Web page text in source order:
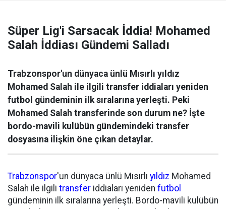
Süper Lig'i Sarsacak İddia! Mohamed
Salah İddiası Gündemi Salladı
Trabzonspor'un dünyaca ünlü Mısırlı yıldız
Mohamed Salah ile ilgili transfer iddiaları yeniden
futbol gündeminin ilk sıralarına yerleşti. Peki
Mohamed Salah transferinde son durum ne? İşte
bordo-mavili kulübün gündemindeki transfer
dosyasına ilişkin öne çıkan detaylar.
Trabzonspor'un dünyaca ünlü Mısırlı yıldız Mohamed
Salah ile ilgili transfer iddiaları yeniden futbol
gündeminin ilk sıralarına yerleşti. Bordo-mavili kulübün